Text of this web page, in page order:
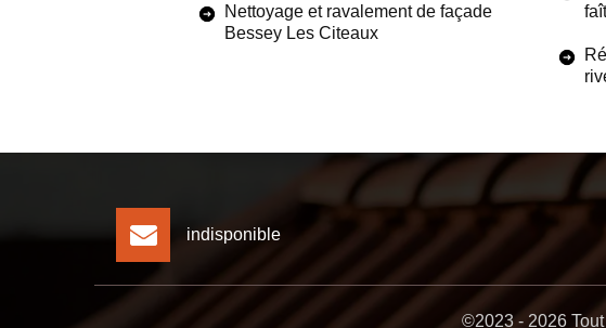
Nettoyage et ravalement de façade
Bessey Les Citeaux
indisponible
©2023 - 2026